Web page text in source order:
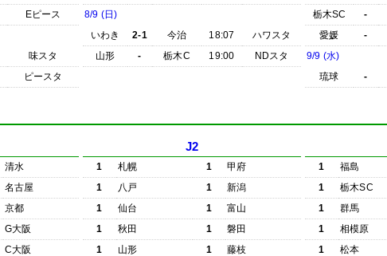
Eピース
味スタ
ピースタ
8/9 (日)
いわき
2-1 今治 18:07
ハワスタ
山形
- 栃木C 19:00 NDスタ
栃木SC
-
愛媛
-
9/9 (水)
琉球
-
清水
名古屋
京都
G大阪
C大阪
J2
1 札幌 1
甲府
1
八戸 1
新潟
1
仙台 1
富山
1
秋田 1
磐田
1
山形 1
藤枝
1 福島
1
栃木SC
1
群馬
1
相模原
1
松本